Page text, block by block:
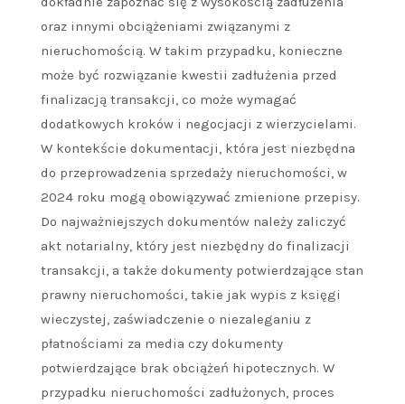
oraz innymi obciążeniami związanymi z
nieruchomością. W takim przypadku, konieczne
może być rozwiązanie kwestii zadłużenia przed
finalizacją transakcji, co może wymagać
dodatkowych kroków i negocjacji z wierzycielami.
W kontekście dokumentacji, która jest niezbędna
do przeprowadzenia sprzedaży nieruchomości, w
2024 roku mogą obowiązywać zmienione przepisy.
Do najważniejszych dokumentów należy zaliczyć
akt notarialny, który jest niezbędny do finalizacji
transakcji, a także dokumenty potwierdzające stan
prawny nieruchomości, takie jak wypis z księgi
wieczystej, zaświadczenie o niezaleganiu z
płatnościami za media czy dokumenty
potwierdzające brak obciążeń hipotecznych. W
przypadku nieruchomości zadłużonych, proces